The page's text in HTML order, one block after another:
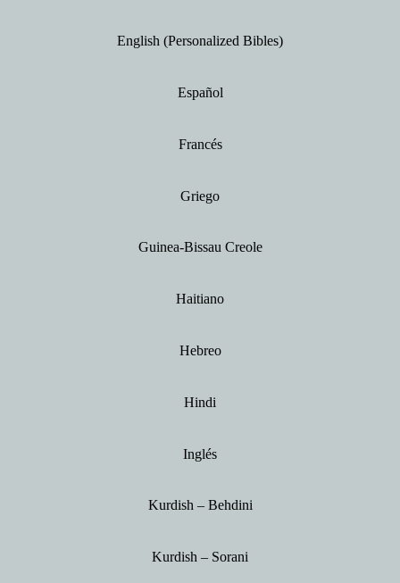
English (Personalized Bibles)
Español
Francés
Griego
Guinea-Bissau Creole
Haitiano
Hebreo
Hindi
Inglés
Kurdish – Behdini
Kurdish – Sorani